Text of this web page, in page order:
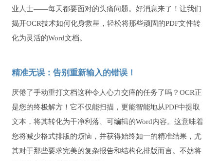
业人士——每天都要面对的头痛问题。好消息来了！让我们
揭开OCR技术如何化身救星，轻松将那些顽固的PDF文件转
化为灵活的Word文档。
精准无误：告别重新输入的错误！
厌倦了手动重打文档这种令人心力交瘁的任务了吗？OCR正
是您的终极解方！它不仅能扫描，更能智能地从PDF中提取
文本，将其转化为干净利落、可编辑的Word内容。这意味着
您将减少格式排版的烦恼，并获得始终如一的精准结果，尤
其对于那些要求完美的复杂报告和结构化排版而言。不妨将